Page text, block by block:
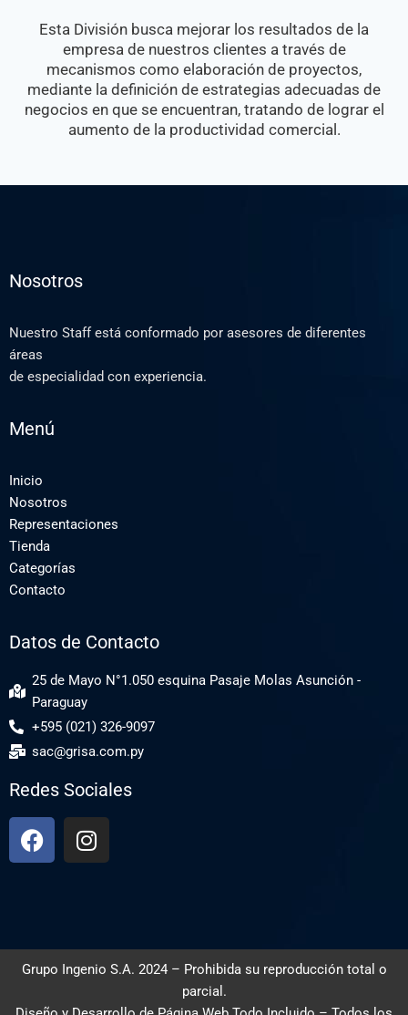
Esta División busca mejorar los resultados de la
empresa de nuestros clientes a través de
mecanismos como elaboración de proyectos,
mediante la definición de estrategias adecuadas de
negocios en que se encuentran, tratando de lograr el
aumento de la productividad comercial.
Nosotros
Nuestro Staff está conformado por asesores de diferentes
áreas
de especialidad con experiencia.
Menú
Inicio
Nosotros
Representaciones
Tienda
Categorías
Contacto
Datos de Contacto
25 de Mayo N°1.050 esquina Pasaje Molas Asunción -
Paraguay
+595 (021) 326-9097
sac@grisa.com.py
Redes Sociales
Grupo Ingenio S.A. 2024 – Prohibida su reproducción total o
parcial.